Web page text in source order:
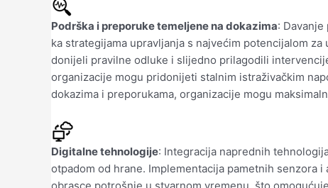
Podrška i preporuke temeljene na dokazima:
ka strategijama upravljanja s najvećim potencijalom
donijeli pravilne odluke i slijedno prilagodili
organizacije mogu pridonijeti stalnim istraživačkim
dokazima i preporukama, organizacije mogu
Digitalne tehnologije: Integracija naprednih
otpadom od hrane. Implementacija pametnih senzora
obrasce potrošnje u stvarnom vremenu, što